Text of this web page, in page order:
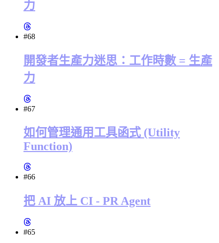
力
#68
開發者生產力迷思：工作時數 = 生產
力
#67
如何管理通用工具函式 (Utility
Function)
#66
把 AI 放上 CI - PR Agent
#65